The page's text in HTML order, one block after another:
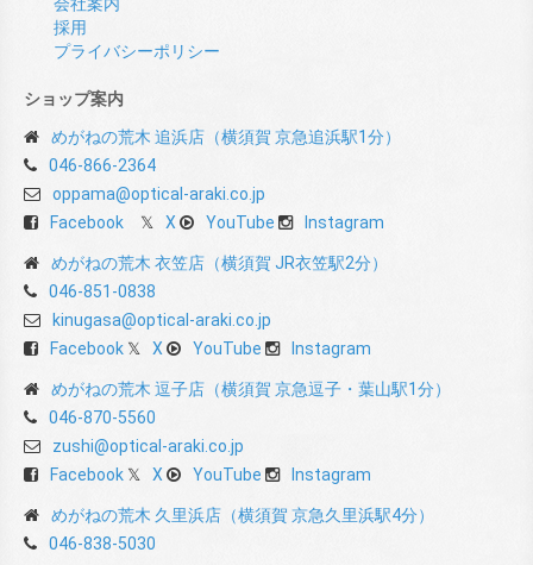
採用
プライバシーポリシー
ショップ案内
めがねの荒木 追浜店（横須賀 京急追浜駅1分）
046-866-2364
oppama@optical-araki.co.jp
Facebook
X YouTube Instagram
めがねの荒木 衣笠店（横須賀 JR衣笠駅2分）
046-851-0838
kinugasa@optical-araki.co.jp
Facebook
X YouTube Instagram
めがねの荒木 逗子店（横須賀 京急逗子・葉山駅1分）
046-870-5560
zushi@optical-araki.co.jp
Facebook
X YouTube Instagram
めがねの荒木 久里浜店（横須賀 京急久里浜駅4分）
046-838-5030